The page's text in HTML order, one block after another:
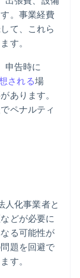
。事業経費
て、これら
す。
申告時に
される場
あります。
ペナルティ
人化事業者と
どが必要に
る可能性が
題を回避で
す。